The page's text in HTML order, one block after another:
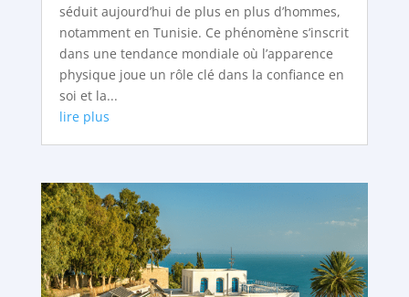
séduit aujourd’hui de plus en plus d’hommes,
notamment en Tunisie. Ce phénomène s’inscrit
dans une tendance mondiale où l’apparence
physique joue un rôle clé dans la confiance en
soi et la...
lire plus